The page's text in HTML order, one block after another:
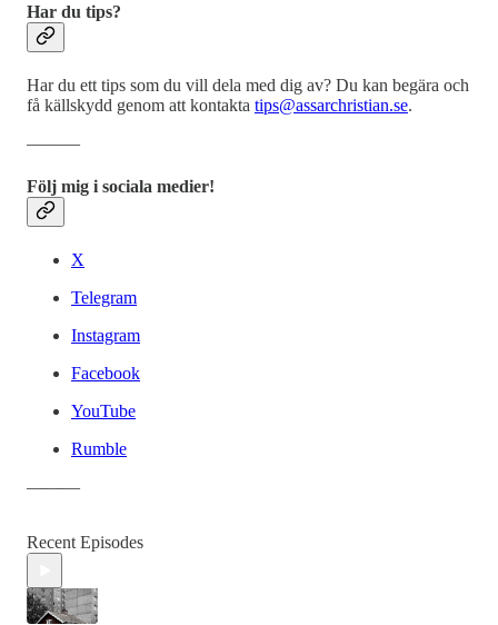
Har du tips?
Har du ett tips som du vill dela med dig av? Du kan begära och
få källskydd genom att kontakta tips@assarchristian.se.
―――
Följ mig i sociala medier!
X
Telegram
Instagram
Facebook
YouTube
Rumble
―――
Recent Episodes